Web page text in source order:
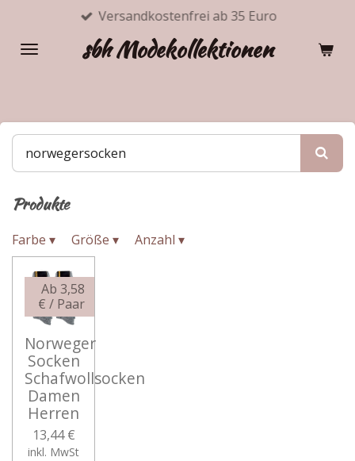
springen
sbh Modekollektionen
Versandkostenfrei ab 35 Euro
Produkte
Farbe ▾ Größe ▾ Anzahl ▾
Ab 3,58
€ / Paar
Norweger
Socken
Schafwollsocken
Damen
Herren
13,44 €
inkl. MwSt